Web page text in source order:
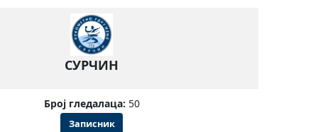
СУРЧИН
Број гледалаца: 50
Записник